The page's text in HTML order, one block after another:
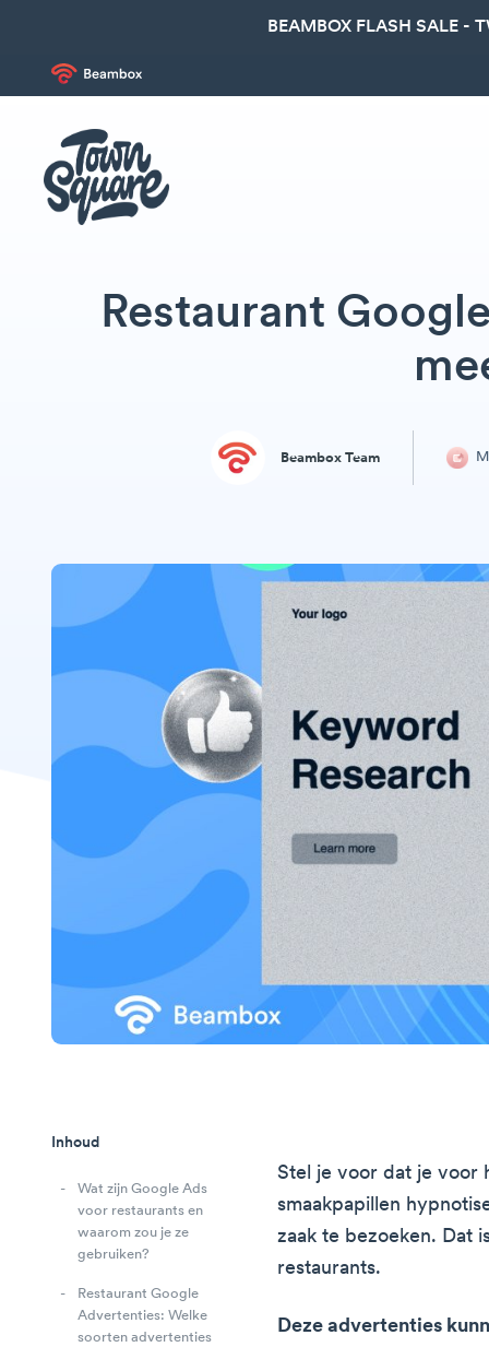
BEAMBOX FLASH SALE -
Restaurant
Beambox Team
Inhoud
Wat zijn Google Ads
voor restaurants en
waarom zou je ze
gebruiken?
Restaurant Google
Advertenties: Welke
soorten advertenties
Stel je voor dat je voor
smaakpapillen
zaak te bezoeken. Dat
restaurants.
Deze advertenties